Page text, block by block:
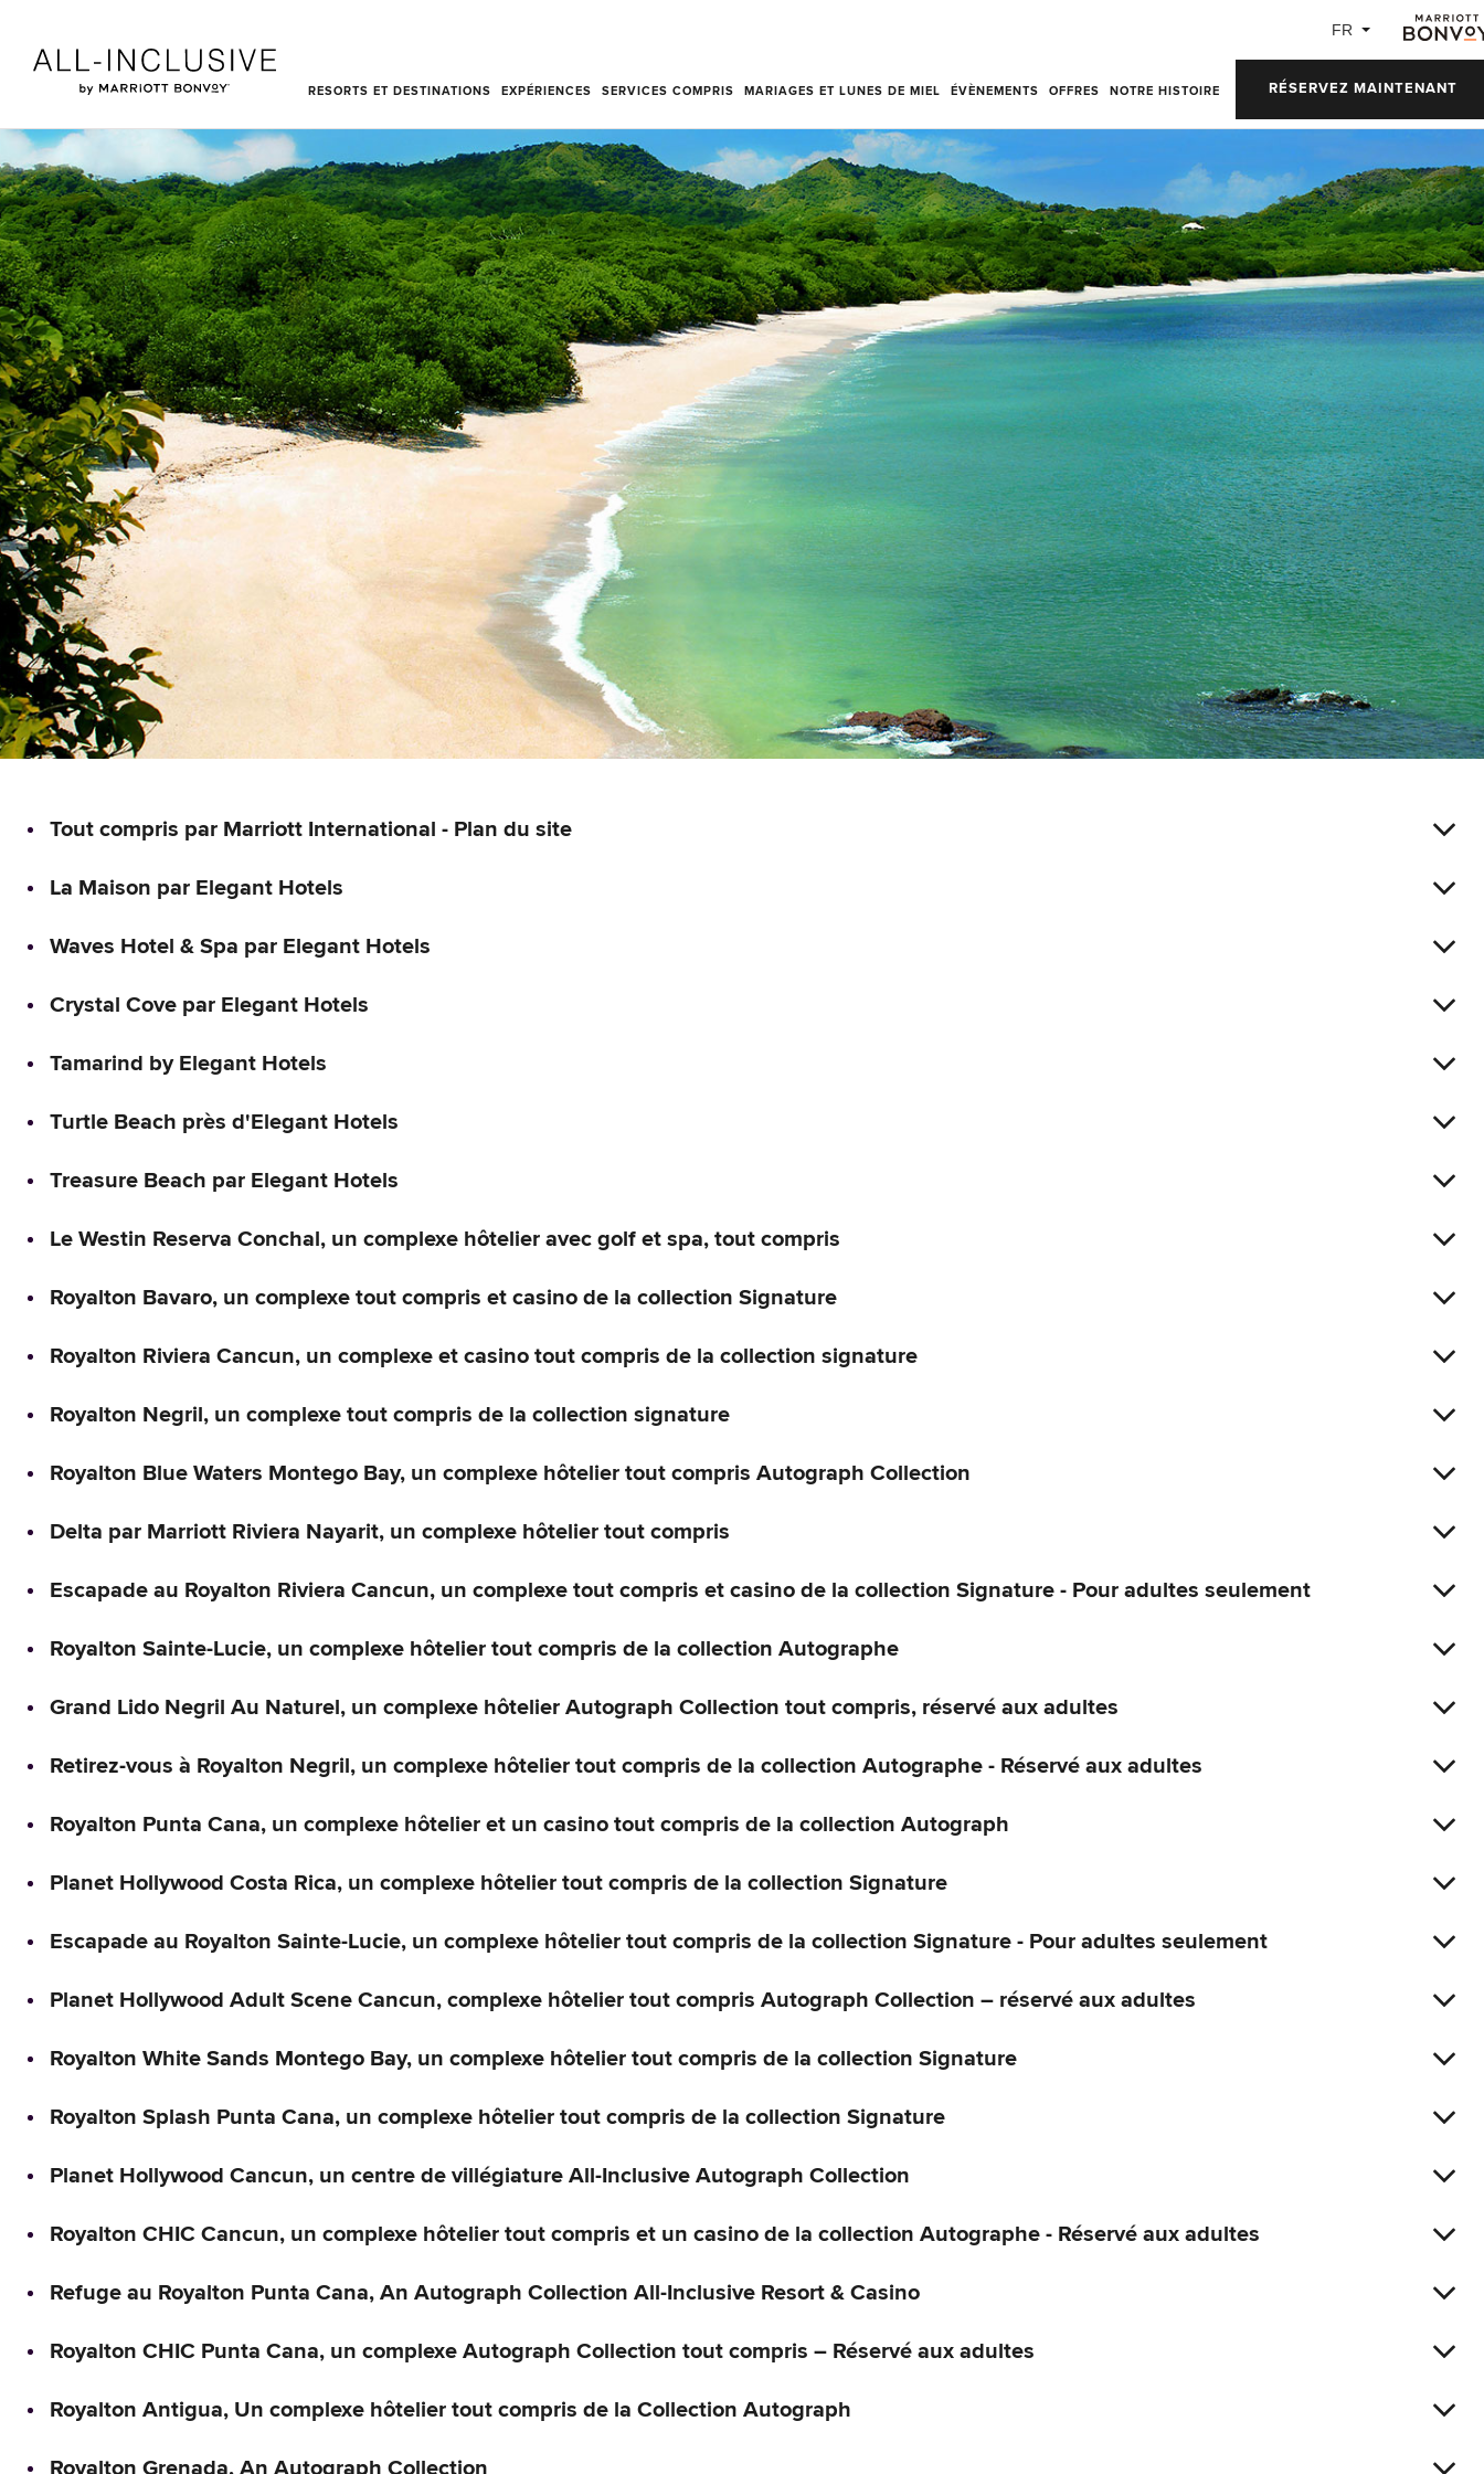
FR
RESORTS ET DESTINATIONS EXPÉRIENCES SERVICES COMPRIS MARIAGES ET LUNES DE MIEL ÉVÈNEMENTS OFFRES NOTRE HISTOIRE RÉSERVEZ MAINTENANT
Tout compris par Marriott International - Plan du site
La Maison par Elegant Hotels
Waves Hotel & Spa par Elegant Hotels
Crystal Cove par Elegant Hotels
Tamarind by Elegant Hotels
Turtle Beach près d'Elegant Hotels
Treasure Beach par Elegant Hotels
Le Westin Reserva Conchal, un complexe hôtelier avec golf et spa, tout compris
Royalton Bavaro, un complexe tout compris et casino de la collection Signature
Royalton Riviera Cancun, un complexe et casino tout compris de la collection signature
Royalton Negril, un complexe tout compris de la collection signature
Royalton Blue Waters Montego Bay, un complexe hôtelier tout compris Autograph Collection
Delta par Marriott Riviera Nayarit, un complexe hôtelier tout compris
Escapade au Royalton Riviera Cancun, un complexe tout compris et casino de la collection Signature - Pour adultes seulement
Royalton Sainte-Lucie, un complexe hôtelier tout compris de la collection Autographe
Grand Lido Negril Au Naturel, un complexe hôtelier Autograph Collection tout compris, réservé aux adultes
Retirez-vous à Royalton Negril, un complexe hôtelier tout compris de la collection Autographe - Réservé aux adultes
Royalton Punta Cana, un complexe hôtelier et un casino tout compris de la collection Autograph
Planet Hollywood Costa Rica, un complexe hôtelier tout compris de la collection Signature
Escapade au Royalton Sainte-Lucie, un complexe hôtelier tout compris de la collection Signature - Pour adultes seulement
Planet Hollywood Adult Scene Cancun, complexe hôtelier tout compris Autograph Collection – réservé aux adultes
Royalton White Sands Montego Bay, un complexe hôtelier tout compris de la collection Signature
Royalton Splash Punta Cana, un complexe hôtelier tout compris de la collection Signature
Planet Hollywood Cancun, un centre de villégiature All-Inclusive Autograph Collection
Royalton CHIC Cancun, un complexe hôtelier tout compris et un casino de la collection Autographe - Réservé aux adultes
Refuge au Royalton Punta Cana, An Autograph Collection All-Inclusive Resort & Casino
Royalton CHIC Punta Cana, un complexe Autograph Collection tout compris – Réservé aux adultes
Royalton Antigua, Un complexe hôtelier tout compris de la Collection Autograph
Royalton Grenada, An Autograph Collection